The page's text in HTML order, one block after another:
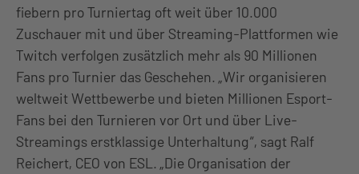
fiebern pro Turniertag oft weit über 10.000
Zuschauer mit und über Streaming-Plattformen wie
Twitch verfolgen zusätzlich mehr als 90 Millionen
Fans pro Turnier das Geschehen. „Wir organisieren
weltweit Wettbewerbe und bieten Millionen Esport-
Fans bei den Turnieren vor Ort und über Live-
Streamings erstklassige Unterhaltung“, sagt Ralf
Reichert, CEO von ESL. „Die Organisation der